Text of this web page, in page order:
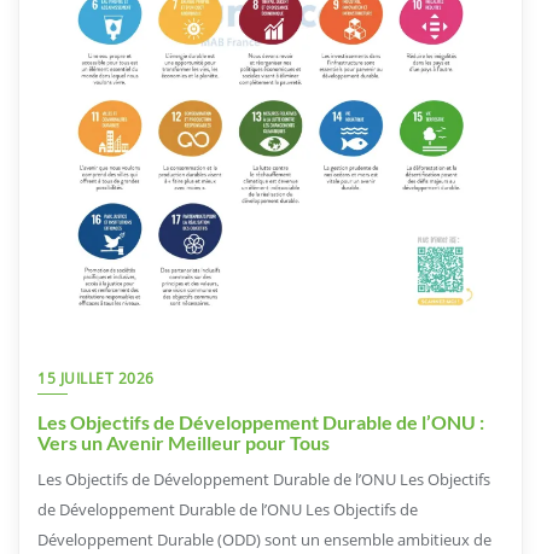
15 JUILLET 2026
Les Objectifs de Développement Durable de l’ONU :
Vers un Avenir Meilleur pour Tous
Les Objectifs de Développement Durable de l’ONU Les Objectifs
de Développement Durable de l’ONU Les Objectifs de
Développement Durable (ODD) sont un ensemble ambitieux de